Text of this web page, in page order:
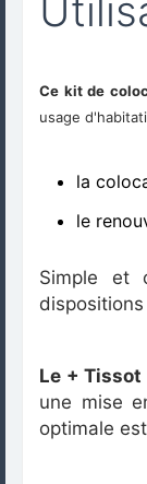
Ce kit de
usage
la
le
Simple et
Le + Tissot
une mise
optimale